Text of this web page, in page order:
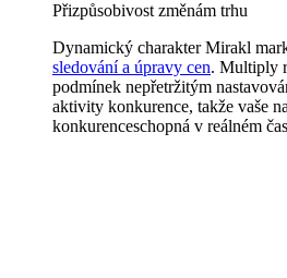
Přizpůsobivost změnám trhu
Dynamický charakter Mirakl
sledování a úpravy cen. Multiply
podmínek nepřetržitým
aktivity konkurence, takže vaše
konkurenceschopná v reálném